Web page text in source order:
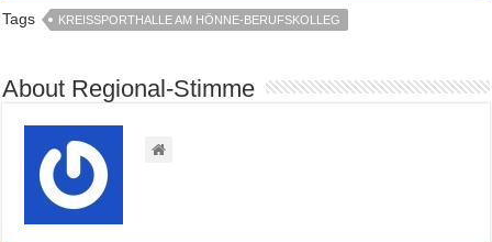
Tags KREISSPORTHALLE AM HÖNNE-BERUFSKOLLEG
About Regional-Stimme